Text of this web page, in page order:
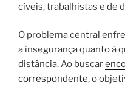
cíveis, trabalhistas e de
O problema central
a insegurança quanto à
distância. Ao buscar
correspondente, o